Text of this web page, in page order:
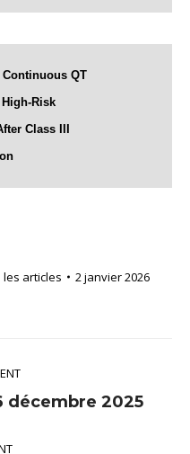
Continuous QT
Risk
Class III
les articles 2 janvier 2026
décembre 2025